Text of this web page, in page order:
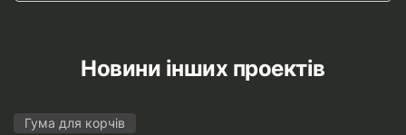
Новини інших проектів
Гума для корчів